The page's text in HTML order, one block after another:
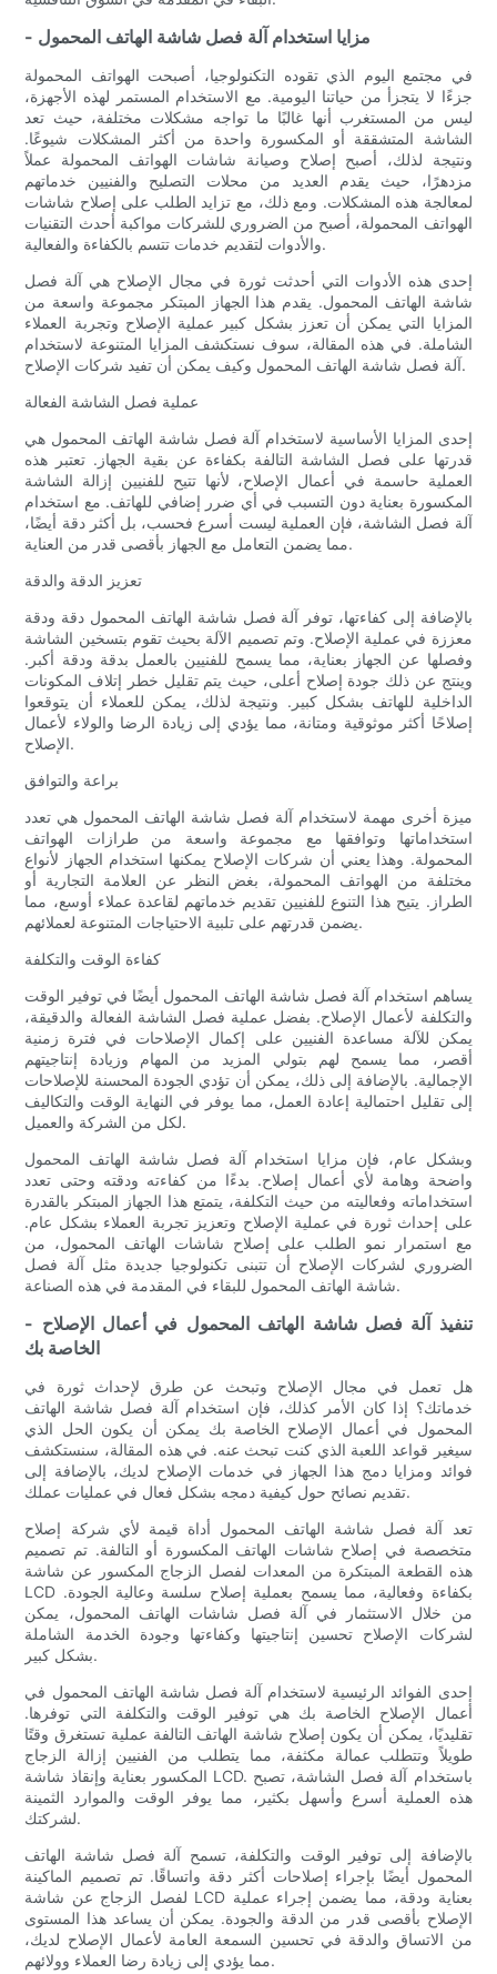
- مزايا استخدام آلة فصل شاشة الهاتف المحمول
في مجتمع اليوم الذي تقوده التكنولوجيا، أصبحت الهواتف المحمولة
جزءًا لا يتجزأ من حياتنا اليومية. مع الاستخدام المستمر لهذه الأجهزة،
ليس من المستغرب أنها غالبًا ما تواجه مشكلات مختلفة، حيث تعد
الشاشة المتشققة أو المكسورة واحدة من أكثر المشكلات شيوعًا.
ونتيجة لذلك، أصبح إصلاح وصيانة شاشات الهواتف المحمولة عملاً
مزدهرًا، حيث يقدم العديد من محلات التصليح والفنيين خدماتهم
لمعالجة هذه المشكلات. ومع ذلك، مع تزايد الطلب على إصلاح شاشات
الهواتف المحمولة، أصبح من الضروري للشركات مواكبة أحدث التقنيات
والأدوات لتقديم خدمات تتسم بالكفاءة والفعالية.
إحدى هذه الأدوات التي أحدثت ثورة في مجال الإصلاح هي آلة فصل
شاشة الهاتف المحمول. يقدم هذا الجهاز المبتكر مجموعة واسعة من
المزايا التي يمكن أن تعزز بشكل كبير عملية الإصلاح وتجربة العملاء
الشاملة. في هذه المقالة، سوف نستكشف المزايا المتنوعة لاستخدام
آلة فصل شاشة الهاتف المحمول وكيف يمكن أن تفيد شركات الإصلاح.
عملية فصل الشاشة الفعالة
إحدى المزايا الأساسية لاستخدام آلة فصل شاشة الهاتف المحمول هي
قدرتها على فصل الشاشة التالفة بكفاءة عن بقية الجهاز. تعتبر هذه
العملية حاسمة في أعمال الإصلاح، لأنها تتيح للفنيين إزالة الشاشة
المكسورة بعناية دون التسبب في أي ضرر إضافي للهاتف. مع استخدام
آلة فصل الشاشة، فإن العملية ليست أسرع فحسب، بل أكثر دقة أيضًا،
مما يضمن التعامل مع الجهاز بأقصى قدر من العناية.
تعزيز الدقة والدقة
بالإضافة إلى كفاءتها، توفر آلة فصل شاشة الهاتف المحمول دقة ودقة
معززة في عملية الإصلاح. وتم تصميم الآلة بحيث تقوم بتسخين الشاشة
وفصلها عن الجهاز بعناية، مما يسمح للفنيين بالعمل بدقة ودقة أكبر.
وينتج عن ذلك جودة إصلاح أعلى، حيث يتم تقليل خطر إتلاف المكونات
الداخلية للهاتف بشكل كبير. ونتيجة لذلك، يمكن للعملاء أن يتوقعوا
إصلاحًا أكثر موثوقية ومتانة، مما يؤدي إلى زيادة الرضا والولاء لأعمال
الإصلاح.
براعة والتوافق
ميزة أخرى مهمة لاستخدام آلة فصل شاشة الهاتف المحمول هي تعدد
استخداماتها وتوافقها مع مجموعة واسعة من طرازات الهواتف
المحمولة. وهذا يعني أن شركات الإصلاح يمكنها استخدام الجهاز لأنواع
مختلفة من الهواتف المحمولة، بغض النظر عن العلامة التجارية أو
الطراز. يتيح هذا التنوع للفنيين تقديم خدماتهم لقاعدة عملاء أوسع، مما
يضمن قدرتهم على تلبية الاحتياجات المتنوعة لعملائهم.
كفاءة الوقت والتكلفة
يساهم استخدام آلة فصل شاشة الهاتف المحمول أيضًا في توفير الوقت
والتكلفة لأعمال الإصلاح. بفضل عملية فصل الشاشة الفعالة والدقيقة،
يمكن للآلة مساعدة الفنيين على إكمال الإصلاحات في فترة زمنية
أقصر، مما يسمح لهم بتولي المزيد من المهام وزيادة إنتاجيتهم
الإجمالية. بالإضافة إلى ذلك، يمكن أن تؤدي الجودة المحسنة للإصلاحات
إلى تقليل احتمالية إعادة العمل، مما يوفر في النهاية الوقت والتكاليف
لكل من الشركة والعميل.
وبشكل عام، فإن مزايا استخدام آلة فصل شاشة الهاتف المحمول
واضحة وهامة لأي أعمال إصلاح. بدءًا من كفاءته ودقته وحتى تعدد
استخداماته وفعاليته من حيث التكلفة، يتمتع هذا الجهاز المبتكر بالقدرة
على إحداث ثورة في عملية الإصلاح وتعزيز تجربة العملاء بشكل عام.
مع استمرار نمو الطلب على إصلاح شاشات الهاتف المحمول، من
الضروري لشركات الإصلاح أن تتبنى تكنولوجيا جديدة مثل آلة فصل
شاشة الهاتف المحمول للبقاء في المقدمة في هذه الصناعة.
- تنفيذ آلة فصل شاشة الهاتف المحمول في أعمال الإصلاح
الخاصة بك
هل تعمل في مجال الإصلاح وتبحث عن طرق لإحداث ثورة في
خدماتك؟ إذا كان الأمر كذلك، فإن استخدام آلة فصل شاشة الهاتف
المحمول في أعمال الإصلاح الخاصة بك يمكن أن يكون الحل الذي
سيغير قواعد اللعبة الذي كنت تبحث عنه. في هذه المقالة، سنستكشف
فوائد ومزايا دمج هذا الجهاز في خدمات الإصلاح لديك، بالإضافة إلى
تقديم نصائح حول كيفية دمجه بشكل فعال في عمليات عملك.
تعد آلة فصل شاشة الهاتف المحمول أداة قيمة لأي شركة إصلاح
متخصصة في إصلاح شاشات الهاتف المكسورة أو التالفة. تم تصميم
هذه القطعة المبتكرة من المعدات لفصل الزجاج المكسور عن شاشة
LCD بكفاءة وفعالية، مما يسمح بعملية إصلاح سلسة وعالية الجودة.
من خلال الاستثمار في آلة فصل شاشات الهاتف المحمول، يمكن
لشركات الإصلاح تحسين إنتاجيتها وكفاءتها وجودة الخدمة الشاملة
بشكل كبير.
إحدى الفوائد الرئيسية لاستخدام آلة فصل شاشة الهاتف المحمول في
أعمال الإصلاح الخاصة بك هي توفير الوقت والتكلفة التي توفرها.
تقليديًا، يمكن أن يكون إصلاح شاشة الهاتف التالفة عملية تستغرق وقتًا
طويلاً وتتطلب عمالة مكثفة، مما يتطلب من الفنيين إزالة الزجاج
المكسور بعناية وإنقاذ شاشة LCD. باستخدام آلة فصل الشاشة، تصبح
هذه العملية أسرع وأسهل بكثير، مما يوفر الوقت والموارد الثمينة
لشركتك.
بالإضافة إلى توفير الوقت والتكلفة، تسمح آلة فصل شاشة الهاتف
المحمول أيضًا بإجراء إصلاحات أكثر دقة واتساقًا. تم تصميم الماكينة
لفصل الزجاج عن شاشة LCD بعناية ودقة، مما يضمن إجراء عملية
الإصلاح بأقصى قدر من الدقة والجودة. يمكن أن يساعد هذا المستوى
من الاتساق والدقة في تحسين السمعة العامة لأعمال الإصلاح لديك،
مما يؤدي إلى زيادة رضا العملاء وولائهم.